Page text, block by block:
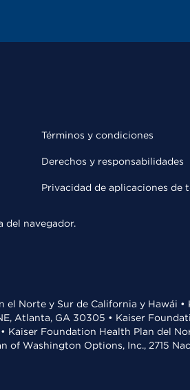
Términos y condiciones
Derechos y responsabilidades
Privacidad de aplicaciones de
del navegador.
Norte y Sur de California y Hawái
Atlanta, GA 30305 • Kaiser
Foundation Health Plan del
Washington Options, Inc., 2715